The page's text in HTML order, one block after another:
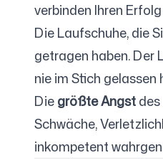
verbinden Ihren
Die Laufschuhe, die
getragen haben. Der
nie im Stich gelassen
Diegrößte Angst
Schwäche,
inkompetent